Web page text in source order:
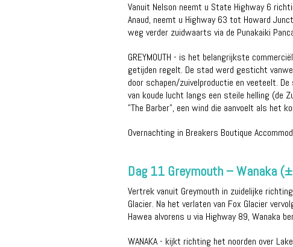
Vanuit Nelson neemt u State Highway 6
Anaud, neemt u Highway 63 tot Howard
weg verder zuidwaarts via de Punakaiki
GREYMOUTH - is het belangrijkste
getijden regelt. De stad werd gesticht
door schapen/zuivelproductie en veeteelt.
van koude lucht langs een steile helling (de
"The Barber", een wind die aanvoelt als het
Overnachting in Breakers Boutique
Dag 11 Greymouth – Wanaka
Vertrek vanuit Greymouth in zuidelijke
Glacier. Na het verlaten van Fox Glacier
Hawea alvorens u via Highway 89, Wanaka
WANAKA - kijkt richting het noorden over